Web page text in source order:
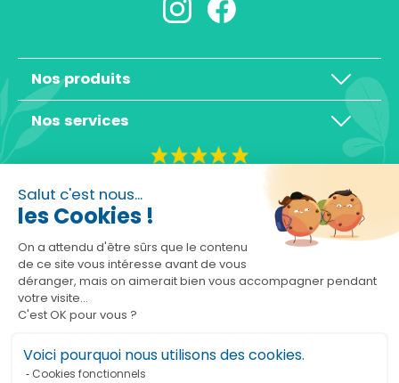
Salut c'est nous...
les Cookies !
On a attendu d'être sûrs que le contenu
de ce site vous intéresse avant de vous
déranger, mais on aimerait bien vous accompagner pendant
votre visite...
C'est OK pour vous ?
Voici pourquoi nous utilisons des cookies.
Cookies fonctionnels
Nos produits
Nos services